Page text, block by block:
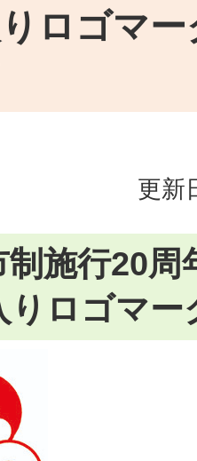
ロゴマ
更新
制施行20周
りロゴマー